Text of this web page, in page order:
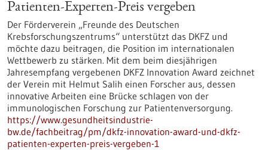
Patienten-Experten-Preis vergeben
Der Förderverein „Freunde des Deutschen
Krebsforschungszentrums“ unterstützt das DKFZ und
möchte dazu beitragen, die Position im internationalen
Wettbewerb zu stärken. Mit dem beim diesjährigen
Jahresempfang vergebenen DKFZ Innovation Award zeichnet
der Verein mit Helmut Salih einen Forscher aus, dessen
innovative Arbeiten eine Brücke schlagen von der
immunologischen Forschung zur Patientenversorgung.
https://www.gesundheitsindustrie-
bw.de/fachbeitrag/pm/dkfz-innovation-award-und-dkfz-
patienten-experten-preis-vergeben-1